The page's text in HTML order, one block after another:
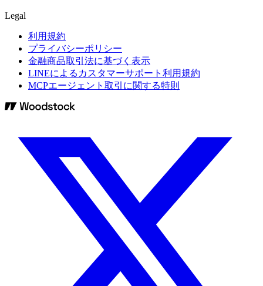
Legal
利用規約
プライバシーポリシー
金融商品取引法に基づく表示
LINEによるカスタマーサポート利用規約
MCPエージェント取引に関する特則